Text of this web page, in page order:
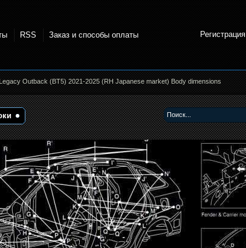
RSS Заказ и способы оплаты Регистрация
Outback (BT5) 2021-2025 (RH Japanese market) Body dimensions